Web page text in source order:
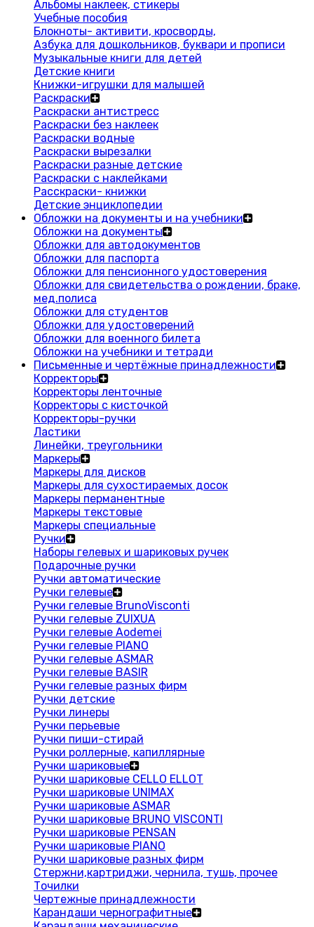
Альбомы наклеек, стикеры
Учебные пособия
Блокноты- активити, кросворды,
Азбука для дошкольников, буквари и прописи
Музыкальные книги для детей
Детские книги
Книжки-игрушки для малышей
Раскраски
Раскраски антистресс
Раскраски без наклеек
Раскраски водные
Раскраски вырезалки
Раскраски разные детские
Раскраски с наклейками
Расскраски- книжки
Детские энциклопедии
Обложки на документы и на учебники
Обложки на документы
Обложки для автодокументов
Обложки для паспорта
Обложки для пенсионного удостоверения
Обложки для свидетельства о рождении, браке,
мед.полиса
Обложки для студентов
Обложки для удостоверений
Обложки для военного билета
Обложки на учебники и тетради
Письменные и чертёжные принадлежности
Корректоры
Корректоры ленточные
Корректоры с кисточкой
Корректоры-ручки
Ластики
Линейки, треугольники
Маркеры
Маркеры для дисков
Маркеры для сухостираемых досок
Маркеры перманентные
Маркеры текстовые
Маркеры специальные
Ручки
Наборы гелевых и шариковых ручек
Подарочные ручки
Ручки автоматические
Ручки гелевые
Ручки гелевые BrunoVisconti
Ручки гелевые ZUIXUA
Ручки гелевые Aodemei
Ручки гелевые PIANO
Ручки гелевые ASMAR
Ручки гелевые BASIR
Ручки гелевые разных фирм
Ручки детские
Ручки линеры
Ручки перьевые
Ручки пиши-стирай
Ручки роллерные, капиллярные
Ручки шариковые
Ручки шариковые CELLO ELLOT
Ручки шариковые UNIMAX
Ручки шариковые ASMAR
Ручки шариковые BRUNO VISCONTI
Ручки шариковые PENSAN
Ручки шариковые PIANO
Ручки шариковые разных фирм
Стержни,картриджи, чернила, тушь, прочее
Точилки
Чертежные принадлежности
Карандаши чернографитные